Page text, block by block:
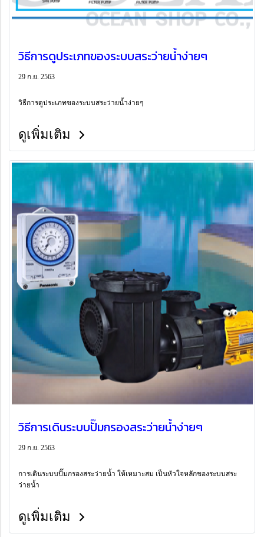
วิธีการดูประเภทของระบบสระว่ายน้ำง่ายๆ
29 ก.ย. 2563
วิธีการดูประเภทของระบบสระว่ายน้ำง่ายๆ
ดูเพิ่มเติม
วิธีการเดินระบบปั๊มกรองสระว่ายน้ำง่ายๆ
29 ก.ย. 2563
การเดินระบบปั๊มกรองสระว่ายน้ำ ให้เหมาะสม เป็นหัวใจหลักของระบบสระ
ว่ายน้ำ
ดูเพิ่มเติม